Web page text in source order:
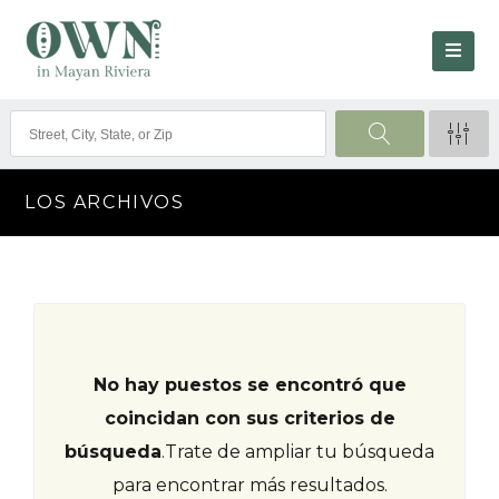
LOS ARCHIVOS
No hay puestos se encontró que
coincidan con sus criterios de
búsqueda.Trate de ampliar tu búsqueda
para encontrar más resultados.